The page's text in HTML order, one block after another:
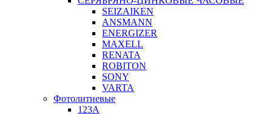
SEIZAIKEN
ANSMANN
ENERGIZER
MAXELL
RENATA
ROBITON
SONY
VARTA
Фотолитиевые
123A